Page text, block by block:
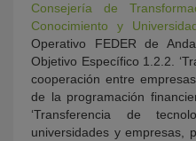
Consejería de
Conocimiento y
Operativo FEDER de
Objetivo Específico 1.2.2.
cooperación entre
de la programación
‘Transferencia de
universidades y empresas,